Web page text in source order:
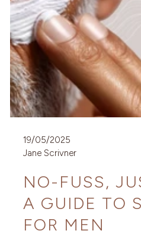
19/05/2025
Jane Scrivner
NO-FUSS,
A GUIDE TO
FOR MEN